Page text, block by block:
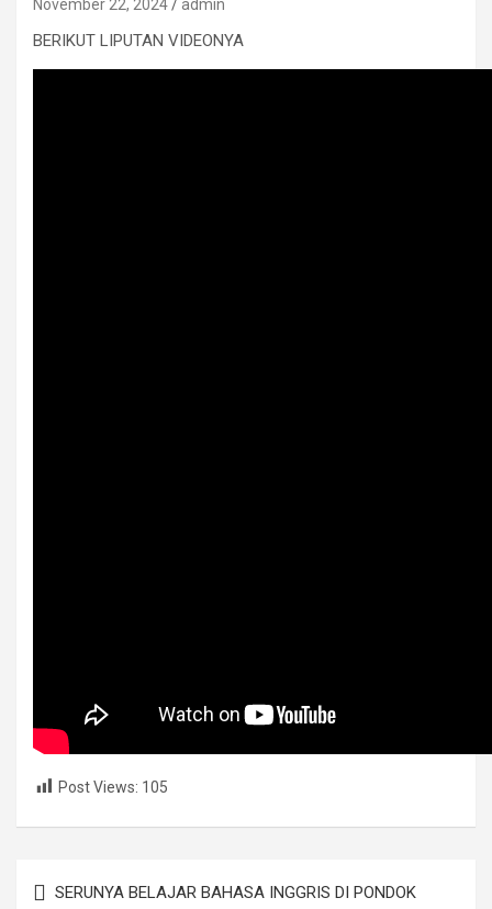
November 22, 2024 admin
BERIKUT LIPUTAN VIDEONYA
Post Views: 105
SERUNYA BELAJAR BAHASA INGGRIS DI PONDOK